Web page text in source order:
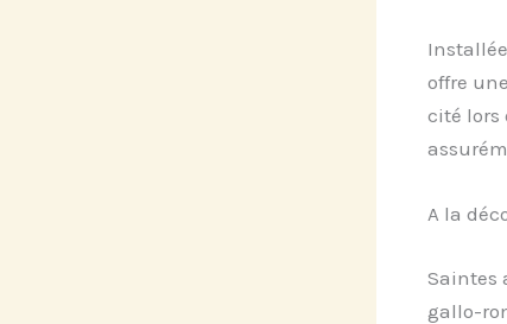
offre
cité lors
A la
Saintes
gallo-